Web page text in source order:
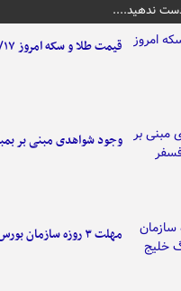
دست ندهید....
قیمت طلا و سکه امروز ۱۴۰۵/۰۵/۱۷
وجود شواهدی مبنی بر
مهلت ۳ روزه سازمان بورس به هلدینگ خلیج فارس